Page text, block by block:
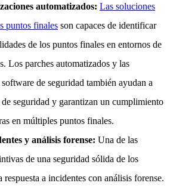
automatizados: Las soluciones
puntos finales son capaces de identificar
de los puntos finales en entornos de
Los parches automatizados y las
de seguridad también ayudan a
seguridad y garantizan un cumplimiento
en múltiples puntos finales.
y análisis forense: Una de las
de una seguridad sólida de los
respuesta a incidentes con análisis forense.